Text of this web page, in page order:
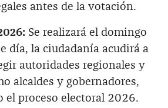
antes de la votación.
Se realizará el domingo
día, la ciudadanía acudirá a
autoridades regionales y
alcaldes y gobernadores,
el proceso electoral 2026.